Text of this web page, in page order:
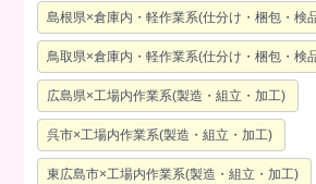
島根県×倉庫内・軽作業系(仕分け・梱包・検
鳥取県×倉庫内・軽作業系(仕分け・梱包・検
広島県×工場内作業系(製造・組立・加工)
呉市×工場内作業系(製造・組立・加工)
東広島市×工場内作業系(製造・組立・加工)